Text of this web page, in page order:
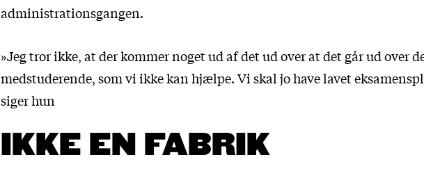
administrationsgangen.
»Jeg tror ikke, at der kommer noget ud af det ud over at det går ud over
medstuderende, som vi ikke kan hjælpe. Vi skal jo have lavet
siger hun
IKKE EN FABRIK